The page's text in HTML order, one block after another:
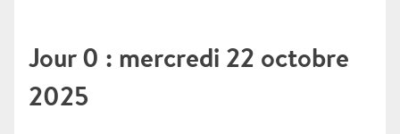
Jour 0 : mercredi 22 octobre
2025